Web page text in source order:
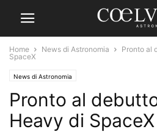
Home News di Astronomia
Pronto al
SpaceX
News di Astronomia
Pronto al
Heavy di SpaceX